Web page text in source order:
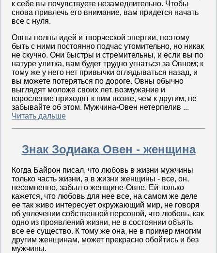
к себе вы почувствуете незамедлительно. Чтобы
снова привлечь его внимание, вам придется начать
все с нуля.
Овны полны идей и творческой энергии, поэтому
быть с ними постоянно подчас утомительно, но никак
не скучно. Они быстры и стремительны, и если вы по
натуре улитка, вам будет трудно угнаться за Овном; к
тому же у него нет привычки оглядываться назад, и
вы можете потеряться по дороге. Овны обычно
выглядят моложе своих лет, возмужание и
взросление приходят к ним позже, чем к другим, не
забывайте об этом. Мужчина-Овен нетерпелив ...
Читать дальше
Знак Зодиака Овен - женщина
Когда Байрон писал, что любовь в жизни мужчины
только часть жизни, а в жизни женщины - все, он,
несомненно, забыл о женщине-Овне. Ей только
кажется, что любовь для нее все, на самом же деле
ее так живо интересует окружающий мир, не говоря
об увлечении собственной персоной, что любовь, как
одно из проявлений жизни, не в состоянии объять
все ее существо. К тому же она, не в пример многим
другим женщинам, может прекрасно обойтись и без
мужчины.